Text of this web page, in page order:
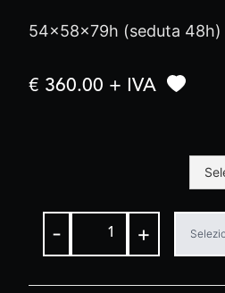
54x58x79h (seduta 48h)
€ 360.00 + IVA
- +